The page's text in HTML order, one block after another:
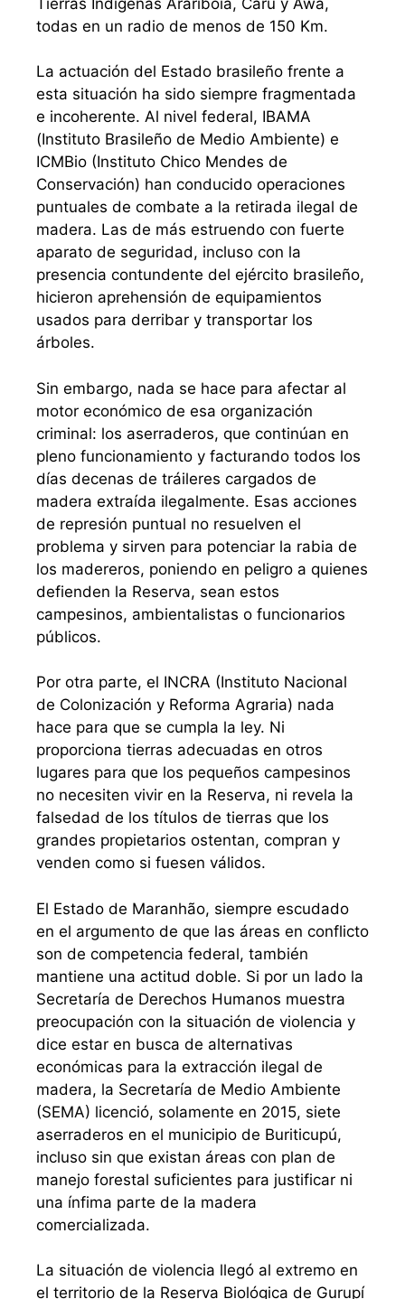
todas en un radio de menos de 150 Km.
La actuación del Estado brasileño frente a
esta situación ha sido siempre fragmentada
e incoherente. Al nivel federal, IBAMA
(Instituto Brasileño de Medio Ambiente) e
ICMBio (Instituto Chico Mendes de
Conservación) han conducido operaciones
puntuales de combate a la retirada ilegal de
madera. Las de más estruendo con fuerte
aparato de seguridad, incluso con la
presencia contundente del ejército brasileño,
hicieron aprehensión de equipamientos
usados para derribar y transportar los
árboles.
Sin embargo, nada se hace para afectar al
motor económico de esa organización
criminal: los aserraderos, que continúan en
pleno funcionamiento y facturando todos los
días decenas de tráileres cargados de
madera extraída ilegalmente. Esas acciones
de represión puntual no resuelven el
problema y sirven para potenciar la rabia de
los madereros, poniendo en peligro a quienes
defienden la Reserva, sean estos
campesinos, ambientalistas o funcionarios
públicos.
Por otra parte, el INCRA (Instituto Nacional
de Colonización y Reforma Agraria) nada
hace para que se cumpla la ley. Ni
proporciona tierras adecuadas en otros
lugares para que los pequeños campesinos
no necesiten vivir en la Reserva, ni revela la
falsedad de los títulos de tierras que los
grandes propietarios ostentan, compran y
venden como si fuesen válidos.
El Estado de Maranhão, siempre escudado
en el argumento de que las áreas en conflicto
son de competencia federal, también
mantiene una actitud doble. Si por un lado la
Secretaría de Derechos Humanos muestra
preocupación con la situación de violencia y
dice estar en busca de alternativas
económicas para la extracción ilegal de
madera, la Secretaría de Medio Ambiente
(SEMA) licenció, solamente en 2015, siete
aserraderos en el municipio de Buriticupú,
incluso sin que existan áreas con plan de
manejo forestal suficientes para justificar ni
una ínfima parte de la madera
comercializada.
La situación de violencia llegó al extremo en
el territorio de la Reserva Biológica de Gurupí